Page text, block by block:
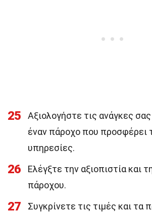
25
Αξιολογήστε τις ανάγκες
έναν πάροχο που προσφέρει
υπηρεσίες.
26
Ελέγξτε την αξιοπιστία και
πάροχου.
27
Συγκρίνετε τις τιμές και τα